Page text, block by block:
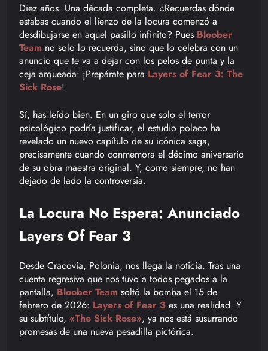
Diez años. Una década completa. ¿Recuerdas dónde
estabas cuando el lienzo de la locura comenzó a
desdibujarse en aquel pasillo infinito? Pues Bloober
Team no solo lo recuerda, sino que lo celebra con un
anuncio que te va a dejar con los pelos de punta y la
ceja arqueada: ¡Prepárate para Layers of Fear 3: The
Sick Rose!
Sí, has leído bien. En un giro que solo el terror
psicológico podría justificar, el estudio polaco ha
revelado un nuevo capítulo de su icónica saga,
precisamente cuando conmemora el décimo aniversario
de su obra maestra original. Y, como siempre, no han
dejado de lado la controversia.
La Locura No Espera: Anunciado
Layers Of Fear 3
Desde Cracovia, Polonia, nos llega la noticia. Tras una
cuenta regresiva que nos tuvo a todos pegados a la
pantalla, Bloober Team soltó la bomba el 15 de
febrero de 2026: Layers of Fear 3 es una realidad. Y
su subtítulo, «The Sick Rose», ya nos está susurrando
promesas de una nueva pesadilla pictórica.